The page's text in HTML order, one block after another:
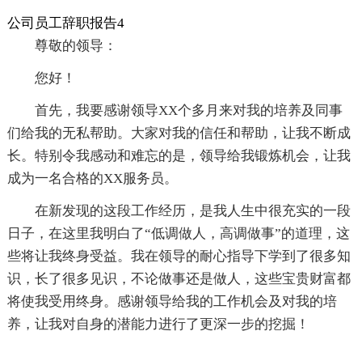
公司员工辞职报告4
尊敬的领导：
您好！
首先，我要感谢领导XX个多月来对我的培养及同事
们给我的无私帮助。大家对我的信任和帮助，让我不断成
长。特别令我感动和难忘的是，领导给我锻炼机会，让我
成为一名合格的XX服务员。
在新发现的这段工作经历，是我人生中很充实的一段
日子，在这里我明白了“低调做人，高调做事”的道理，这
些将让我终身受益。我在领导的耐心指导下学到了很多知
识，长了很多见识，不论做事还是做人，这些宝贵财富都
将使我受用终身。感谢领导给我的工作机会及对我的培
养，让我对自身的潜能力进行了更深一步的挖掘！